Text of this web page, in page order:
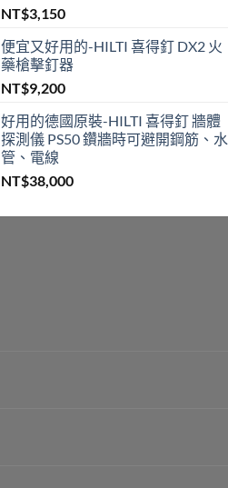
NT$3,150
便宜又好用的-HILTI 喜得釘 DX2 火
藥槍擊釘器
NT$9,200
好用的德國原裝-HILTI 喜得釘 牆體
探測儀 PS50 鑽牆時可避開鋼筋、水
管、電線
NT$38,000